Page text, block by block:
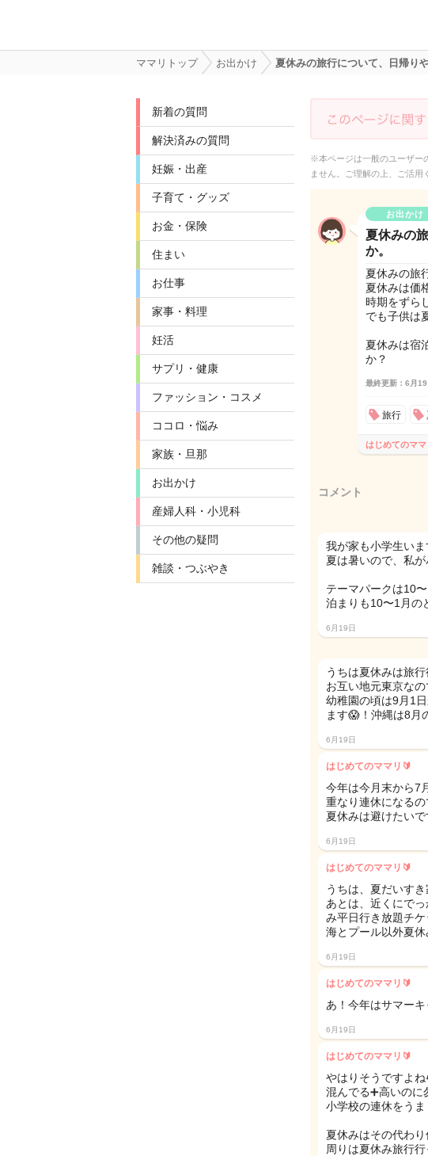
ママリトップ お出かけ 夏休みの旅行について、日帰り
新着の質問
解決済みの質問
妊娠・出産
子育て・グッズ
お金・保険
住まい
お仕事
家事・料理
妊活
サプリ・健康
ファッション・コスメ
ココロ・悩み
家族・旦那
お出かけ
産婦人科・小児科
その他の疑問
雑談・つぶやき
※本ページは一般のユーザー
ません。ご理解の上、ご活用
お出かけ
夏休みの
か。
夏休みの旅
夏休みは価
時期をずら
でも子供は
夏休みは宿
か？
最終更新：6月19
旅行
はじめてのママ
コメント
我が家も小学生いま
夏は暑いので、私
テーマパークは10〜
泊まりも10〜1月の
6月19日
うちは夏休みは旅
お互い地元東京な
幼稚園の頃は9月1
ます😱！沖縄は8月
6月19日
はじめてのママリ🔰
今年は今月末から7
重なり連休になるの
夏休みは避けたい
6月19日
はじめてのママリ🔰
うちは、夏だいす
あとは、近くにで
み平日行き放題チ
海とプール以外夏
6月19日
はじめてのママリ🔰
あ！今年はサマー
6月19日
はじめてのママリ🔰
やはりそうですよ
混んでる➕高いのに
小学校の連休をう
夏休みはその代わ
周りは夏休み旅行